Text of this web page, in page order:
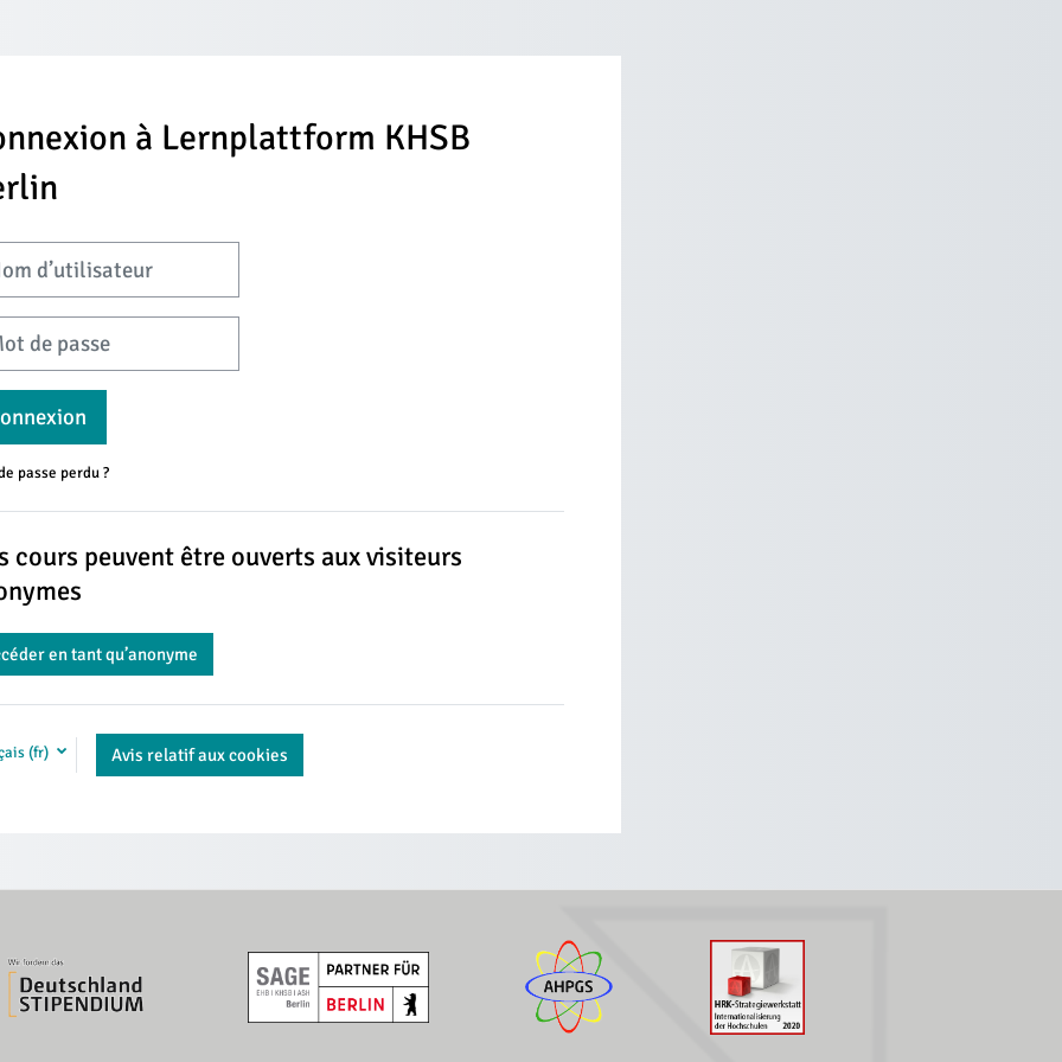
à Lernplattform KHSB
passe
passe perdu ?
cours peuvent être ouverts aux visiteurs
en tant qu’anonyme
‎(fr)‎ Avis relatif aux cookies